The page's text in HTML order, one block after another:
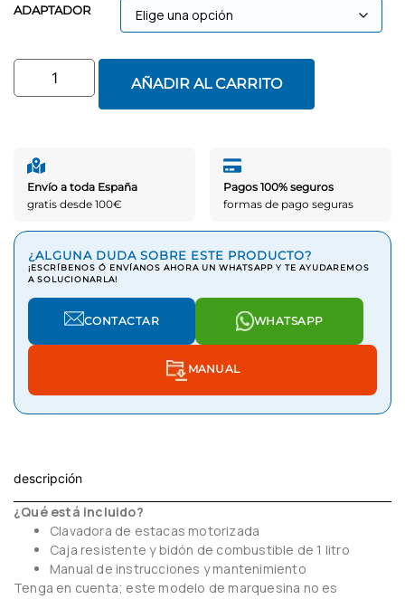
ADAPTADOR
AÑADIR AL CARRITO
Envío a toda España
gratis desde 100€
Pagos 100% seguros
formas de pago seguras
¿ALGUNA DUDA SOBRE ESTE PRODUCTO?
¡ESCRÍBENOS Ó ENVÍANOS AHORA UN WHATSAPP Y TE AYUDAREMOS
A SOLUCIONARLA!
CONTACTAR WHATSAPP
MANUAL
descripción
¿Qué está incluido?
Clavadora de estacas motorizada
Caja resistente y bidón de combustible de 1 litro
Manual de instrucciones y mantenimiento
Tenga en cuenta; este modelo de marquesina no es